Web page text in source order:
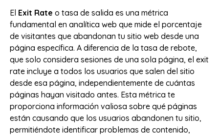
El Exit Rate o tasa de salida es una métrica
fundamental en analítica web que mide el porcentaje
de visitantes que abandonan tu sitio web desde una
página específica. A diferencia de la tasa de rebote,
que solo considera sesiones de una sola página, el exit
rate incluye a todos los usuarios que salen del sitio
desde esa página, independientemente de cuántas
páginas hayan visitado antes. Esta métrica te
proporciona información valiosa sobre qué páginas
están causando que los usuarios abandonen tu sitio,
permitiéndote identificar problemas de contenido,